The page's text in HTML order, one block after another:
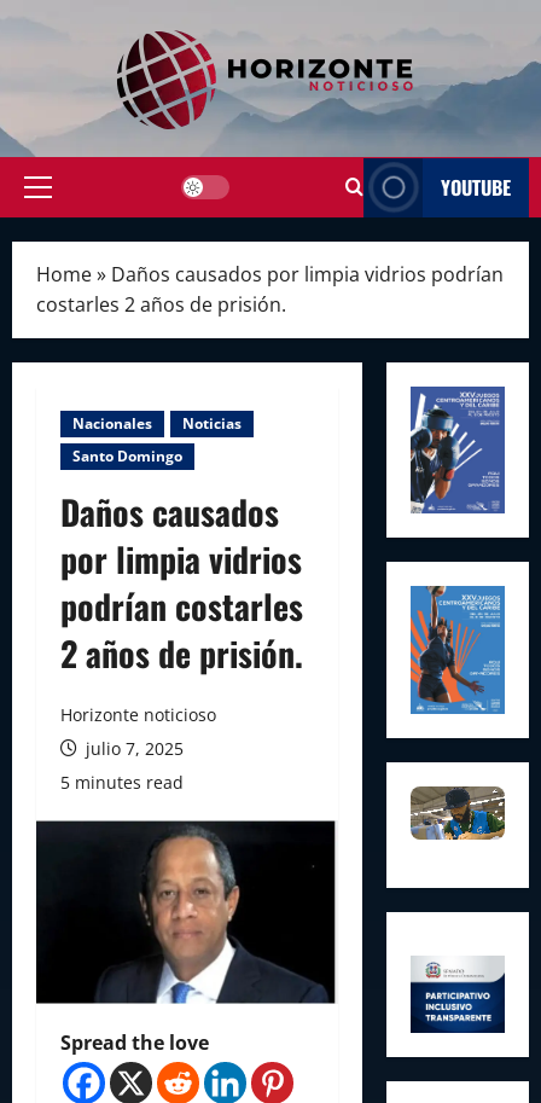
Primary
YOUTUBE
Home» Daños causados por limpia vidrios podrían
costarles 2 años de prisión.
Nacionales
Noticias
Santo Domingo
Daños causados
por limpia vidrios
podrían costarles
2 años de prisión.
Horizonte noticioso
julio 7, 2025
5 minutes read
Spread the love